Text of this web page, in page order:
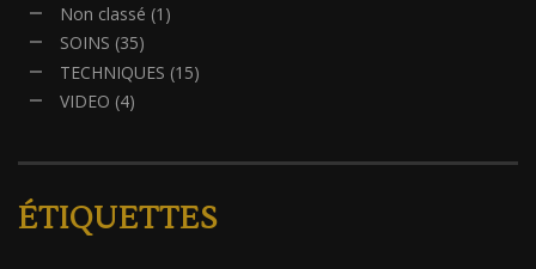
Non classé (1)
SOINS (35)
TECHNIQUES (15)
VIDEO (4)
ÉTIQUETTES